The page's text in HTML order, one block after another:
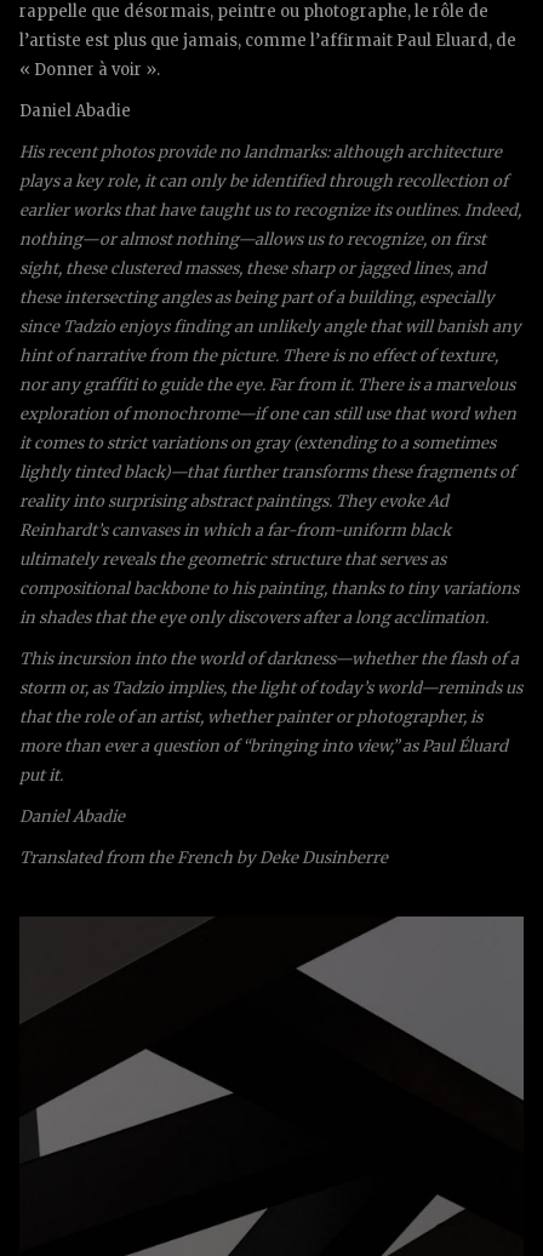
rappelle que désormais, peintre ou photographe, le rôle de
l’artiste est plus que jamais, comme l’affirmait Paul Eluard, de
« Donner à voir ».
Daniel Abadie
His recent photos provide no landmarks: although architecture
plays a key role, it can only be identified through recollection of
earlier works that have taught us to recognize its outlines. Indeed,
nothing—or almost nothing—allows us to recognize, on first
sight, these clustered masses, these sharp or jagged lines, and
these intersecting angles as being part of a building, especially
since Tadzio enjoys finding an unlikely angle that will banish any
hint of narrative from the picture. There is no effect of texture,
nor any graffiti to guide the eye. Far from it. There is a marvelous
exploration of monochrome—if one can still use that word when
it comes to strict variations on gray (extending to a sometimes
lightly tinted black)—that further transforms these fragments of
reality into surprising abstract paintings. They evoke Ad
Reinhardt’s canvases in which a far-from-uniform black
ultimately reveals the geometric structure that serves as
compositional backbone to his painting, thanks to tiny variations
in shades that the eye only discovers after a long acclimation.
This incursion into the world of darkness—whether the flash of a
storm or, as Tadzio implies, the light of today’s world—reminds us
that the role of an artist, whether painter or photographer, is
more than ever a question of “bringing into view,” as Paul Éluard
put it.
Daniel Abadie
Translated from the French by Deke Dusinberre